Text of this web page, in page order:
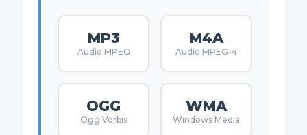
MP3
Audio MPEG
M4A
Audio MPEG-4
OGG
Ogg Vorbis
WMA
Windows Media